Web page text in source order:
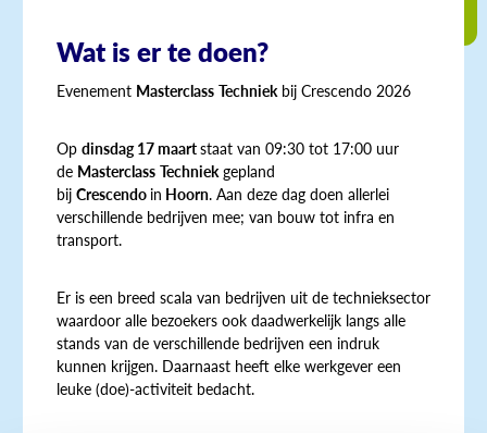
Wat is er te doen?
Evenement Masterclass Techniekbij Crescendo 2026
Op dinsdag 17 maartstaat van 09:30 tot 17:00 uur
de Masterclass Techniekgepland
bij Crescendo in Hoorn. Aan deze dag doen allerlei
verschillende bedrijven mee; van bouw tot infra en
transport.
Er is een breed scala van bedrijven uit de technieksector
waardoor alle bezoekers ook daadwerkelijk langs alle
stands van de verschillende bedrijven een indruk
kunnen krijgen. Daarnaast heeft elke werkgever een
leuke (doe)-activiteit bedacht.